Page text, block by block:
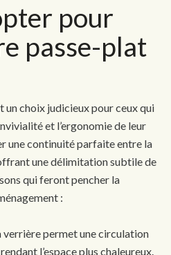
pour
passe-plat
un choix judicieux pour ceux qui
et l’ergonomie de leur
une continuité parfaite entre la
une délimitation subtile de
qui feront pencher la
:
verrière permet une circulation
l’espace plus chaleureux.